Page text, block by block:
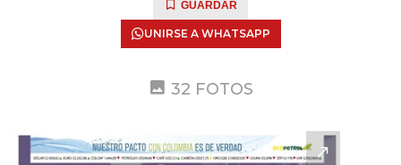
GUARDAR
UNIRSE A WHATSAPP
32 FOTOS